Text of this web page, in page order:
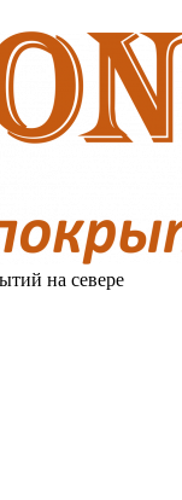
на севере